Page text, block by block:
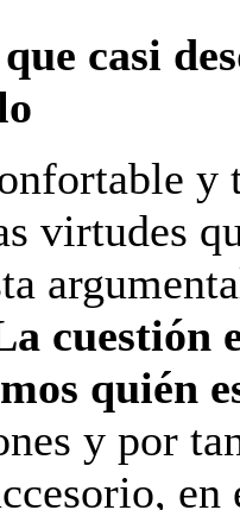
casi
y
virtudes
cuestión
quién
y por